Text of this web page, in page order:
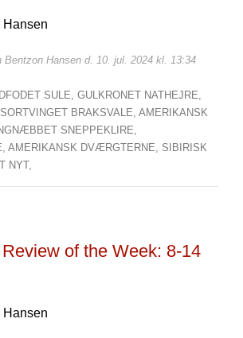
Hansen
Bentzon Hansen d. 10. jul. 2024 kl. 13:34
SULE, GULKRONET NATHEJRE,
SORTVINGET BRAKSVALE, AMERIKANSK
SNEPPEKLIRE,
AMERIKANSK DVÆRGTERNE, SIBIRISK
NYT,
of the Week: 8-14
Hansen